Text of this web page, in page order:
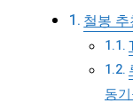
철봉
동